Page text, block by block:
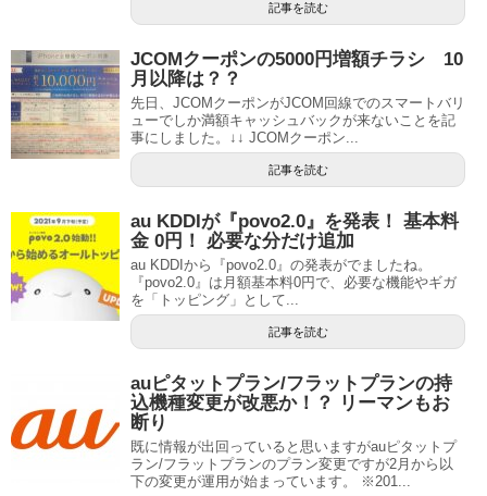
記事を読む
JCOMクーポンの5000円増額チラシ 10
月以降は？？
先日、JCOMクーポンがJCOM回線でのスマートバリ
ューでしか満額キャッシュバックが来ないことを記
事にしました。↓↓ JCOMクーポン...
記事を読む
au KDDIが『povo2.0』を発表！ 基本料
金 0円！ 必要な分だけ追加
au KDDIから『povo2.0』の発表がでましたね。
『povo2.0』は月額基本料0円で、必要な機能やギガ
を「トッピング」として...
記事を読む
auピタットプラン/フラットプランの持
込機種変更が改悪か！？ リーマンもお
断り
既に情報が出回っていると思いますがauピタットプ
ラン/フラットプランのプラン変更ですが2月から以
下の変更が運用が始まっています。 ※201...